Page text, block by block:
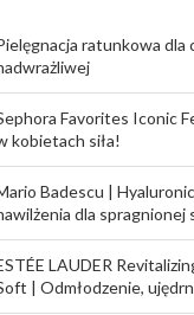
ratunkowa dla
Favorites Iconic
kobietach siła!
Badescu |
dla spragnionej
LAUDER
| Odmłodzenie,